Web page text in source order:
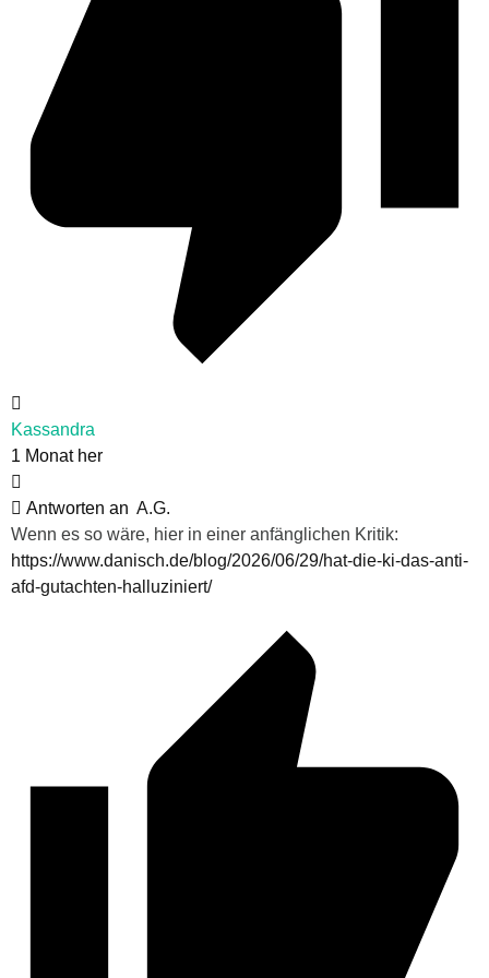
Kassandra
1 Monat her
Antworten an A.G.
Wenn es so wäre, hier in einer anfänglichen Kritik:
https://www.danisch.de/blog/2026/06/29/hat-die-ki-das-anti-
afd-gutachten-halluziniert/